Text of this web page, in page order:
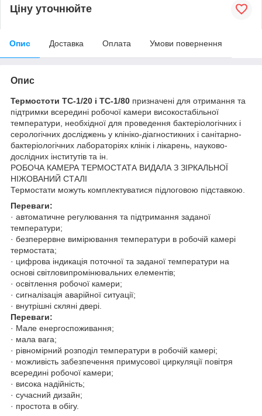
Ціну уточнюйте
Опис Доставка Оплата Умови повернення
Опис
Термостоти ТС-1/20 і ТС-1/80 призначені для отримання та
підтримки всередині робочої камери високостабільної
температури, необхідної для проведення бактеріологічних і
серологічних досліджень у клініко-діагностикних і санітарно-
бактеріологічних лабораторіях клінік і лікарень, науково-
дослідних інститутів та ін.
РОБОЧА КАМЕРА ТЕРМОСТАТА ВИДАЛА З ЗІРКАЛЬНОЇ
НІЖОВАНИЙ СТАЛІ
Термостати можуть комплектуватися підлоговою підставкою.
Переваги:
· автоматичне регулювання та підтримання заданої
температури;
· безперервне вимірювання температури в робочій камері
термостата;
· цифрова індикація поточної та заданої температури на
основі світловипромінювальних елементів;
· освітлення робочої камери;
· сигналізація аварійної ситуації;
· внутрішні скляні двері.
Переваги:
· Мале енергоспоживання;
· мала вага;
· рівномірний розподіл температури в робочій камері;
· можливість забезпечення примусової циркуляції повітря
всередині робочої камери;
· висока надійність;
· сучасний дизайн;
· простота в обігу.